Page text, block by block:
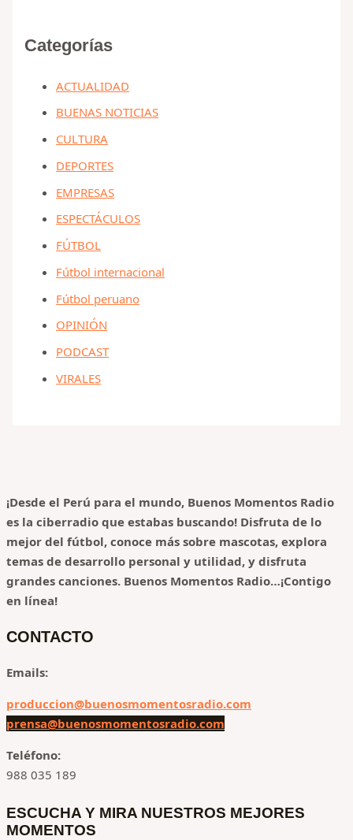
Categorías
ACTUALIDAD
BUENAS NOTICIAS
CULTURA
DEPORTES
EMPRESAS
ESPECTÁCULOS
FÚTBOL
Fútbol internacional
Fútbol peruano
OPINIÓN
PODCAST
VIRALES
¡Desde el Perú para el mundo, Buenos Momentos Radio
es la ciberradio que estabas buscando! Disfruta de lo
mejor del fútbol, conoce más sobre mascotas, explora
temas de desarrollo personal y utilidad, y disfruta
grandes canciones. Buenos Momentos Radio…¡Contigo
en línea!
CONTACTO
Emails:
produccion@buenosmomentosradio.com
prensa@buenosmomentosradio.com
Teléfono:
988 035 189
ESCUCHA Y MIRA NUESTROS MEJORES
MOMENTOS